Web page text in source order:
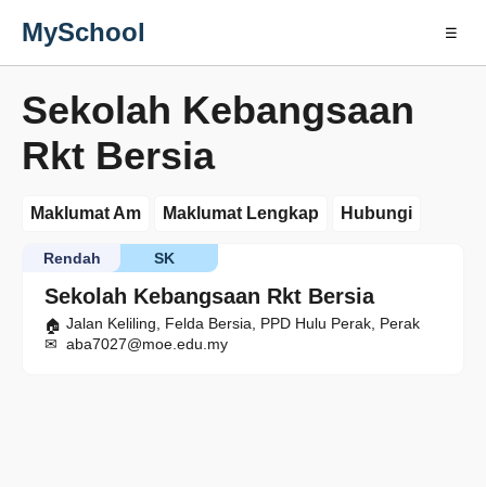
MySchool ☰
Sekolah Kebangsaan
Rkt Bersia
Maklumat Am Maklumat Lengkap Hubungi
Sekolah Kebangsaan Rkt Bersia
SK
Rendah
Jalan Keliling, Felda Bersia, PPD Hulu Perak, Perak
aba7027@moe.edu.my